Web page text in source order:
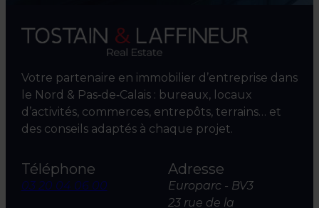
Votre partenaire en immobilier d’entreprise dans
le Nord & Pas‑de‑Calais : bureaux, locaux
d’activités, commerces, entrepôts, terrains… et
des conseils adaptés à chaque projet.
Téléphone
03 20 04 06 00
Adresse
Europarc - BV3
23 rue de la